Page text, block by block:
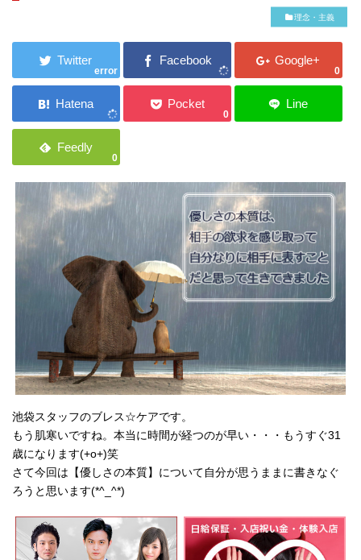
理念・主義
error 0
0
0
池袋スタッフのブレス☆ケアです。
もう肌寒いですね。本当に時間が経つのが早い・・・もうすぐ31
歳になります(+o+)笑
さて今回は【優しさの本質】について自分が思うままに書きなぐ
ろうと思います(*^_^*)